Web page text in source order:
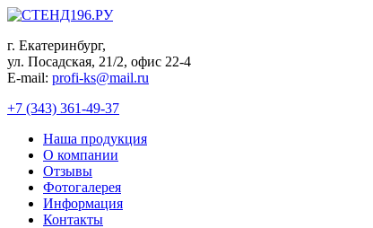
Перейти
контенту
г. Екатеринбург,
ул. Посадская, 21/2, офис 22-4
E-mail: profi-ks@mail.ru
+7 (343) 361-49-37
Наша продукция
О компании
Отзывы
Фотогалерея
Информация
Контакты